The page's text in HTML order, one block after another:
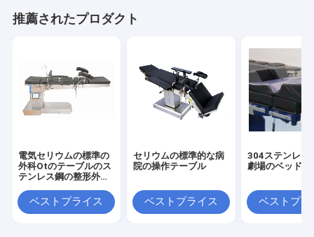
推薦されたプロダクト
電気セリウムの標準の
外科Otのテーブルのス
テンレス鋼の整形外科
ベストプライス
セリウムの標準的な病
院の操作テーブル
ベストプライス
304ステンレス
劇場のベッド
ベストプラ